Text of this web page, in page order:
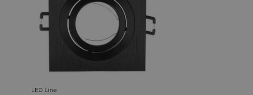
LED Line